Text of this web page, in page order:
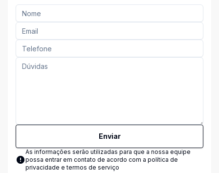
Enviar
As informações serão utilizadas para que a nossa equipe
possa entrar em contato de acordo com a política de
privacidade e termos de serviço